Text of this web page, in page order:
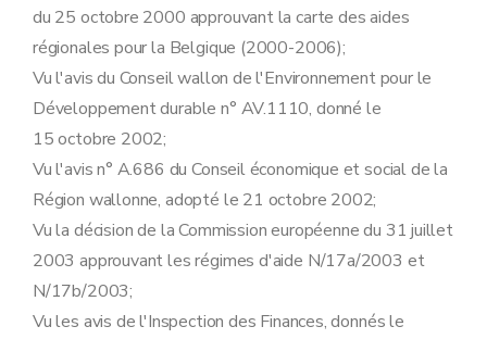
du 25 octobre 2000 approuvant la carte des aides
régionales pour la Belgique (2000-2006);
Vu l'avis du Conseil wallon de l'Environnement pour le
Développement durable n° AV.1110, donné le
15 octobre 2002;
Vu l'avis n° A.686 du Conseil économique et social de la
Région wallonne, adopté le 21 octobre 2002;
Vu la décision de la Commission européenne du 31 juillet
2003 approuvant les régimes d'aide N/17a/2003 et
N/17b/2003;
Vu les avis de l'Inspection des Finances, donnés le